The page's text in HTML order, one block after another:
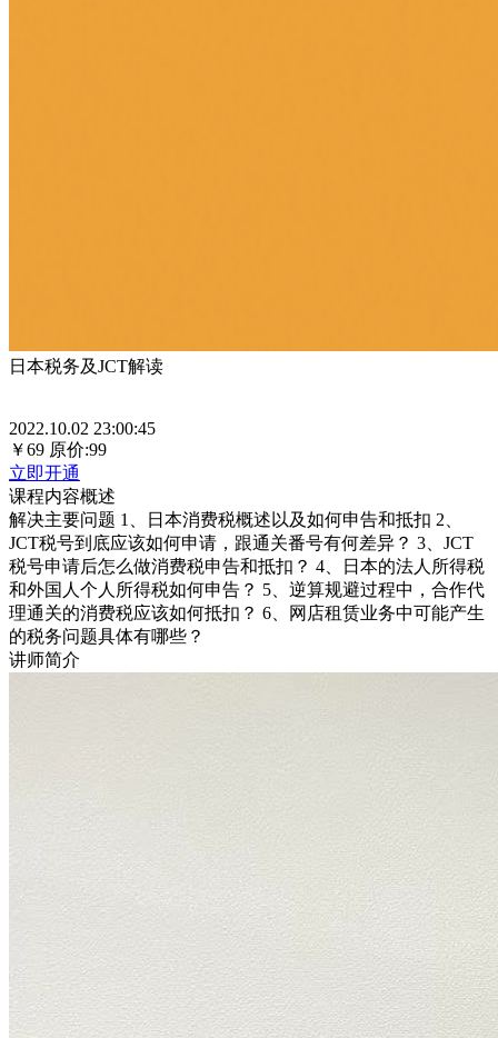
日本税务及JCT解读
2022.10.02 23:00:45
￥69 原价:99
立即开通
课程内容概述
解决主要问题 1、日本消费税概述以及如何申告和抵扣 2、
JCT税号到底应该如何申请，跟通关番号有何差异？ 3、JCT
税号申请后怎么做消费税申告和抵扣？ 4、日本的法人所得税
和外国人个人所得税如何申告？ 5、逆算规避过程中，合作代
理通关的消费税应该如何抵扣？ 6、网店租赁业务中可能产生
的税务问题具体有哪些？
讲师简介